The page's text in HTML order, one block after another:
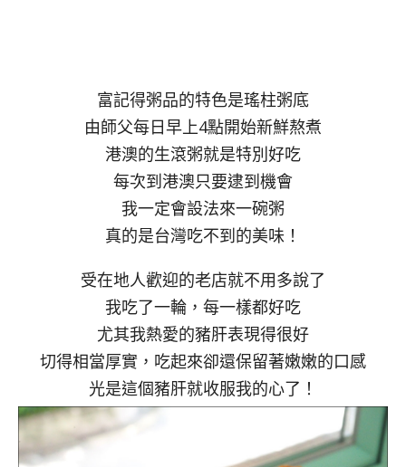
富記得粥品的特色是瑤柱粥底
由師父每日早上4點開始新鮮熬煮
港澳的生滾粥就是特別好吃
每次到港澳只要逮到機會
我一定會設法來一碗粥
真的是台灣吃不到的美味！
受在地人歡迎的老店就不用多說了
我吃了一輪，每一樣都好吃
尤其我熱愛的豬肝表現得很好
切得相當厚實，吃起來卻還保留著嫩嫩的口感
光是這個豬肝就收服我的心了！